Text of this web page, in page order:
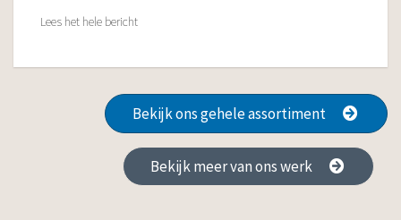
Lees het hele bericht
Bekijk ons gehele assortiment
Bekijk meer van ons werk